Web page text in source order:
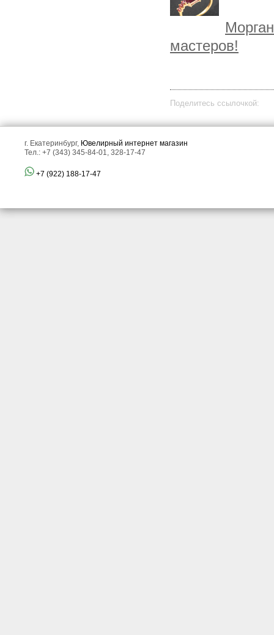
мастеров!
Поделитесь ссылочкой:
г. Екатеринбург, Ювелирный интернет магазин
Тел.: +7 (343) 345-84-01, 328-17-47
+7 (922) 188-17-47